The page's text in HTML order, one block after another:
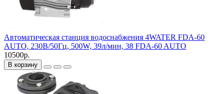
Автоматическая станция водоснабжения 4WATER FDA-60
AUTO, 230В/50Гц, 500W, 39л/мин, 38 FDA-60 AUTO
10500р.
В корзину